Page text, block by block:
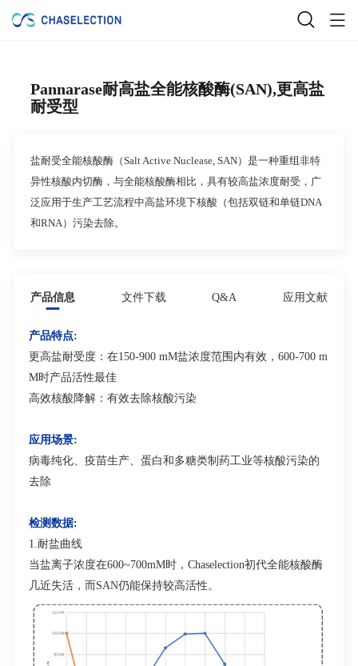
Pannarase耐高盐全能核酸酶(SAN),更高盐
耐受型
盐耐受全能核酸酶（Salt Active Nuclease, SAN）是一种重组非特
异性核酸内切酶，与全能核酸酶相比，具有较高盐浓度耐受，广
泛应用于生产工艺流程中高盐环境下核酸（包括双链和单链DNA
和RNA）污染去除。
产品信息 文件下载 Q&A 应用文献
产品特点:
更高盐耐受度：在150-900 mM盐浓度范围内有效，600-700 m
M时产品活性最佳
高效核酸降解：有效去除核酸污染
应用场景:
病毒纯化、疫苗生产、蛋白和多糖类制药工业等核酸污染的
去除
检测数据:
1.耐盐曲线
当盐离子浓度在600~700mM时，Chaselection初代全能核酸酶
几近失活，而SAN仍能保持较高活性。